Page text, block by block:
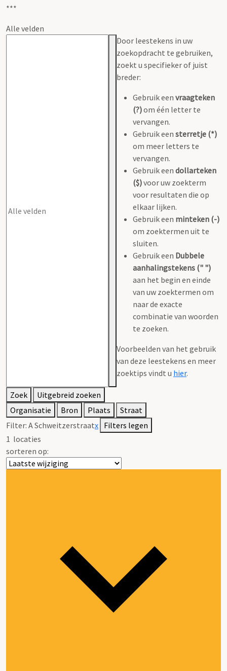
***
Alle velden
Door leestekens in uw
zoekopdracht te gebruiken,
zoekt u specifieker of juist
breder:
Gebruik een vraagteken
(?)om één letter te
vervangen.
Gebruik een sterretje (*)
om meer letters te
vervangen.
Gebruik een dollarteken
($)voor uw zoekterm
voor resultaten die op
elkaar lijken.
Gebruik een minteken (-)
om zoektermen uit te
sluiten.
Gebruik een Dubbele
aanhalingstekens (" ")
aan het begin en einde
van uw zoektermen om
naar de exacte
combinatie van woorden
te zoeken.
Voorbeelden van het gebruik
van deze leestekens en meer
zoektips vindt u hier.
Zoek
Uitgebreid zoeken
Organisatie
Bron Plaats
Straat
Filter: A Schweitzerstraatx Filters legen
1 locaties
sorteren op: